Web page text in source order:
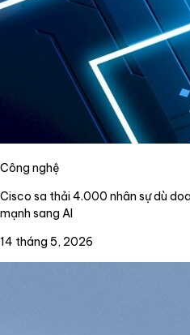
Công nghệ
Cisco sa thải 4.000 nhân sự dù
mạnh sang AI
14 tháng 5, 2026